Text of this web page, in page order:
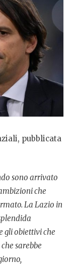
pubblicata
sono arrivato
che
La Lazio in
gli obiettivi che
sarebbe